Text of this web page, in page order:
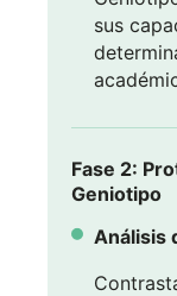
sus
Fase 2:
Geniotipo
Análisis